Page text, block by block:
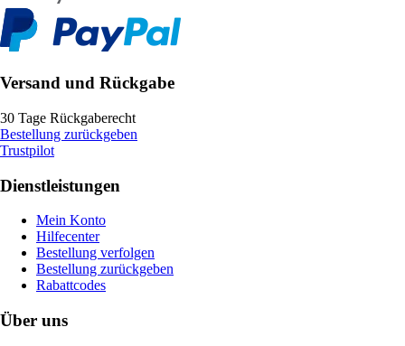
Versand und Rückgabe
30 Tage Rückgaberecht
Bestellung zurückgeben
Trustpilot
Dienstleistungen
Mein Konto
Hilfecenter
Bestellung verfolgen
Bestellung zurückgeben
Rabattcodes
Über uns